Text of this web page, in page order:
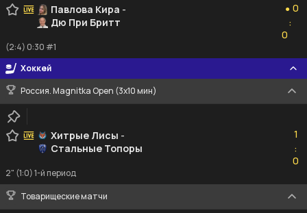
Павлова Кира -
Дю При Бритт
● 0
:
0
(2:4) 0:30 #1
Хоккей
Россия. Magnitka Open (3х10 мин)
Хитрые Лисы -
Стальные Топоры
1
:0
0
2" (1:0) 1-й период
Товарищеские матчи